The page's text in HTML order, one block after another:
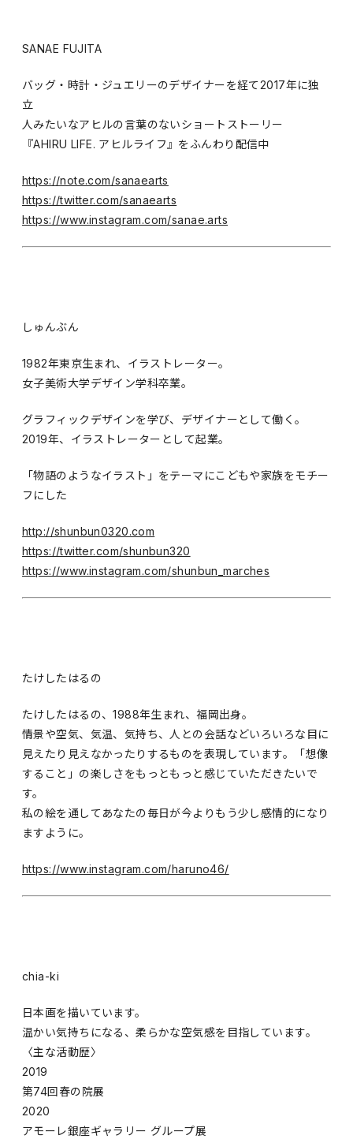
SANAE FUJITA
バッグ・時計・ジュエリーのデザイナーを経て2017年に独
立
人みたいなアヒルの言葉のないショートストーリー
『AHIRU LIFE. アヒルライフ』をふんわり配信中
https://note.com/sanaearts
https://twitter.com/sanaearts
https://www.instagram.com/sanae.arts
しゅんぶん
1982年東京生まれ、イラストレーター。
女子美術大学デザイン学科卒業。
グラフィックデザインを学び、デザイナーとして働く。
2019年、イラストレーターとして起業。
「物語のようなイラスト」をテーマにこどもや家族をモチー
フにした
http://shunbun0320.com
https://twitter.com/shunbun320
https://www.instagram.com/shunbun_marches
たけしたはるの
たけしたはるの、1988年生まれ、福岡出身。
情景や空気、気温、気持ち、人との会話などいろいろな目に
見えたり見えなかったりするものを表現しています。「想像
すること」の楽しさをもっともっと感じていただきたいで
す。
私の絵を通してあなたの毎日が今よりもう少し感情的になり
ますように。
https://www.instagram.com/haruno46/
chia-ki
日本画を描いています。
温かい気持ちになる、柔らかな空気感を目指しています。
〈主な活動歴〉
2019
第74回春の院展
2020
アモーレ銀座ギャラリー グループ展